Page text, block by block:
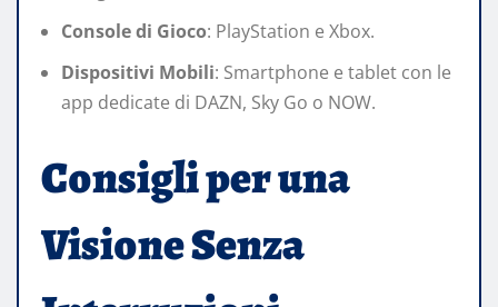
Console di Gioco: PlayStation e Xbox.​
Dispositivi Mobili: Smartphone e tablet con le
app dedicate di DAZN, Sky Go o NOW.​
Consigli per una
Visione Senza